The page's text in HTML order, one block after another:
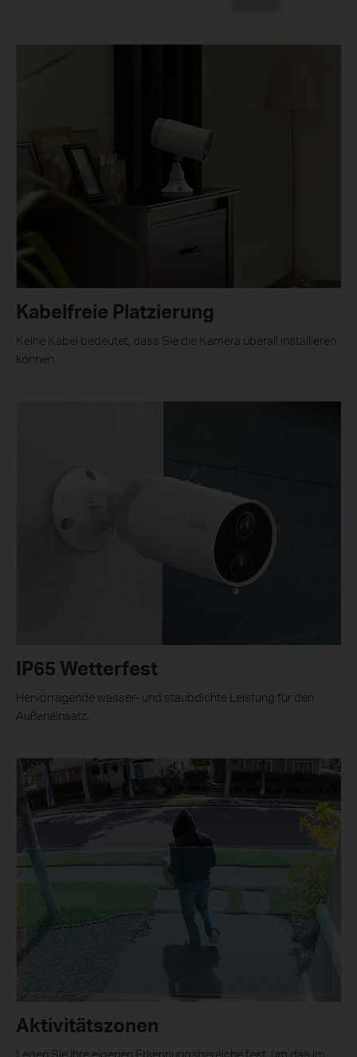
Kabelfreie Platzierung
Keine Kabel bedeutet, dass Sie die Kamera überall installieren
können.
IP65 Wetterfest
Hervorragende wasser- und staubdichte Leistung für den
Außeneinsatz.
Aktivitätszonen